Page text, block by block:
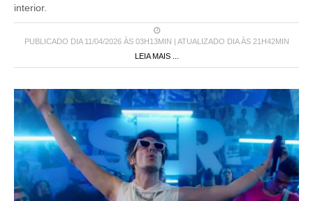
interior.
PUBLICADO DIA 11/04/2026 ÀS 03H13MIN | ATUALIZADO DIA ÀS 21H42MIN
LEIA MAIS ...